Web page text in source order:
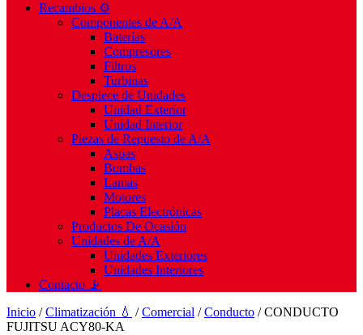
Recambios ⚙️
Componentes de A/A
Baterías
Compresores
Filtros
Turbinas
Despiece de Unidades
Unidad Exterior
Unidad Interior
Piezas de Repuesto de A/A
Aspas
Bombas
Lamas
Motores
Placas Electrónicas
Productos De Ocasión
Unidades de A/A
Unidades Exteriores
Unidades Interiores
Contacto 📡
Inicio /Climatización 💧 /Comercial /Conducto / CONDUCTO
FUJITSU ACY80-KA